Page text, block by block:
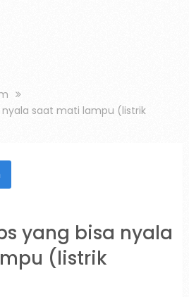
nyala saat mati lampu (listrik
yang bisa nyala
(listrik